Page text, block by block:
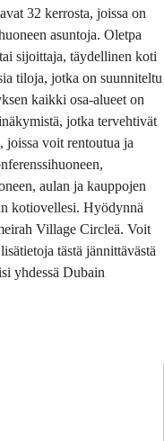
32 kerrosta, joissa on
asuntoja. Oletpa
sijoittaja, täydellinen koti
tiloja, jotka on suunniteltu
kaikki osa-alueet on
jotka tervehtivät
joissa voit rentoutua ja
aulan ja kauppojen
kotiovellesi. Hyödynnä
Village Circleä. Voit
tästä jännittävästä
yhdessä Dubain